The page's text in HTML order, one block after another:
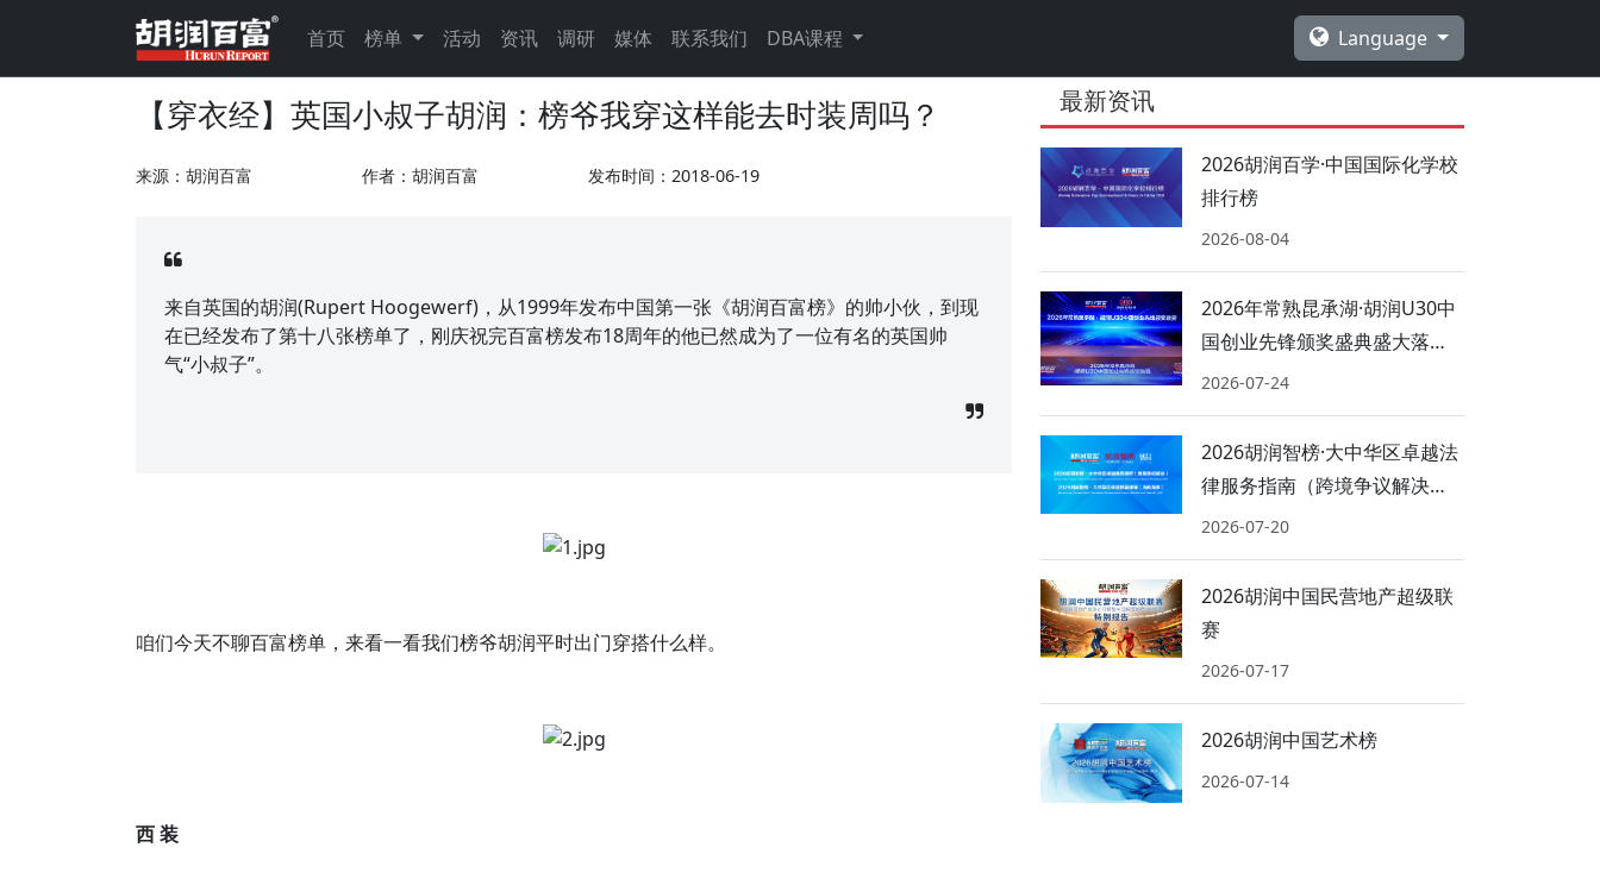
首页 榜单 活动 资讯 调研 媒体 联系我们 DBA课程 Language
【穿衣经】英国小叔子胡润：榜爷我穿这样能去时装周吗？
来源：胡润百富 作者：胡润百富 发布时间：2018-06-19
来自英国的胡润(Rupert Hoogewerf)，从1999年发布中国第一张《胡润百富榜》的帅小伙，到现
在已经发布了第十八张榜单了，刚庆祝完百富榜发布18周年的他已然成为了一位有名的英国帅
气“小叔子”。
咱们今天不聊百富榜单，来看一看我们榜爷胡润平时出门穿搭什么样。
西 装
最新资讯
2026胡润百学·中国国际化学校
排行榜
2026-08-04
2026年常熟昆承湖·胡润U30中
国创业先锋颁奖盛典盛大落
幕！
2026-07-24
2026胡润智榜·大中华区卓越法
律服务指南（跨境争议解决、
海商海事）
2026-07-20
2026胡润中国民营地产超级联
赛
2026-07-17
2026胡润中国艺术榜
2026-07-14